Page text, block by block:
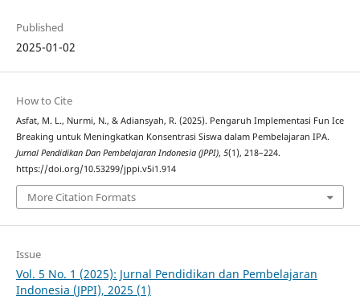
Published
2025-01-02
How to Cite
Asfat, M. L., Nurmi, N., & Adiansyah, R. (2025). Pengaruh Implementasi Fun Ice
Breaking untuk Meningkatkan Konsentrasi Siswa dalam Pembelajaran IPA.
Jurnal Pendidikan Dan Pembelajaran Indonesia (JPPI), 5(1), 218–224.
https://doi.org/10.53299/jppi.v5i1.914
More Citation Formats
Issue
Vol. 5 No. 1 (2025): Jurnal Pendidikan dan Pembelajaran
Indonesia (JPPI), 2025 (1)